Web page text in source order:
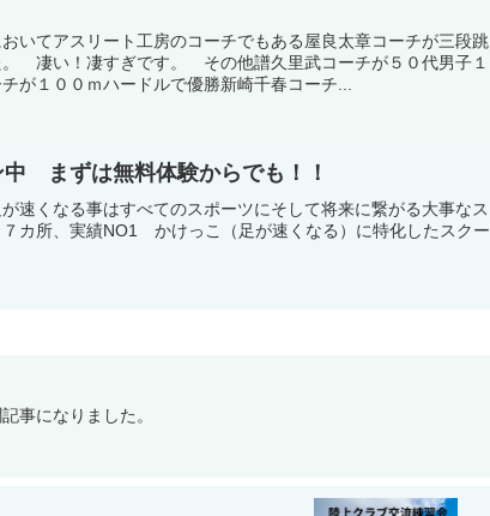
いてアスリート工房のコーチでもある屋良太章コーチが三段跳
凄い！凄すぎです。 その他譜久里武コーチが５０代男子１
が１００ｍハードルで優勝新崎千春コーチ...
まずは無料体験からでも！！
速くなる事はすべてのスポーツにそして将来に繋がる大事なス
カ所、実績NO1 かけっこ（足が速くなる）に特化したスクー
事になりました。